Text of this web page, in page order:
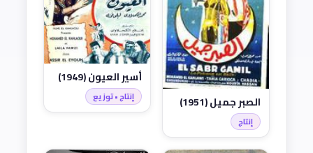
الصبر جميل (1951)
إنتاج
أسير العيون (1949)
إنتاج • توزيع